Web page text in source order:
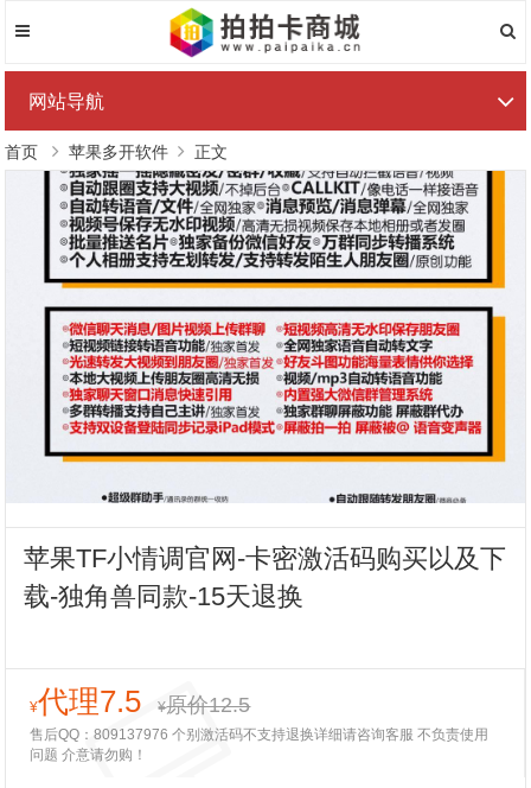
网站导航
首页 苹果多开软件 正文
苹果TF小情调官网-卡密激活码购买以及下
载-独角兽同款-15天退换
¥代理7.5 ¥原价12.5
售后QQ：809137976 个别激活码不支持退换详细请咨询客服 不负责使用
问题 介意请勿购！